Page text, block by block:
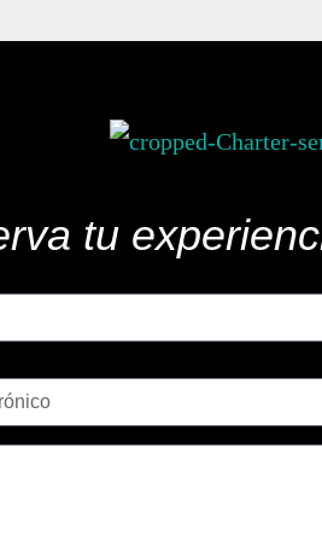
tu